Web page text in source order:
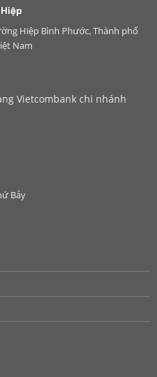
Hiệp Bình Phước, Thành phố
Nam
Vietcombank chi nhánh
Bảy